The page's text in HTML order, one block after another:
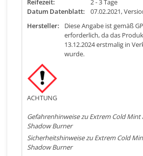
Reifezeit:
2 - 3 Tage
Datum Datenblatt:
07.02.2021,
Hersteller:
Diese Angabe ist gemäß
erforderlich, da das
13.12.2024 erstmalig in
wurde.
ACHTUNG
Gefahrenhinweise zu Extrem Cold Mint
Shadow Burner
Sicherheitshinweise zu Extrem Cold
Shadow Burner